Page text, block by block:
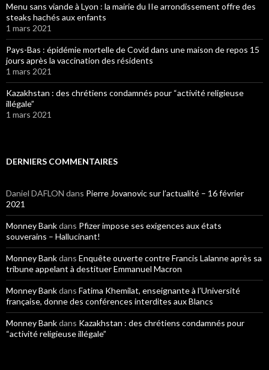
Menu sans viande à Lyon : la mairie du IIe arrondissement offre des
steaks hachés aux enfants
1 mars 2021
Pays-Bas : épidémie mortelle de Covid dans une maison de repos 15
jours après la vaccination des résidents
1 mars 2021
Kazakhstan : des chrétiens condamnés pour “activité religieuse
illégale”
1 mars 2021
DERNIERS COMMENTAIRES
Daniel DAFLON dans Pierre Jovanovic sur l’actualité – 16 février
2021
Monney Bankdans Pfizer impose ses exigences aux états
souverains – Hallucinant!
Monney Bankdans Enquête ouverte contre Francis Lalanne après sa
tribune appelant à destituer Emmanuel Macron
Monney Bankdans Fatima Khemilat, enseignante à l’Université
française, donne des conférences interdites aux Blancs
Monney Bankdans Kazakhstan : des chrétiens condamnés pour
“activité religieuse illégale”